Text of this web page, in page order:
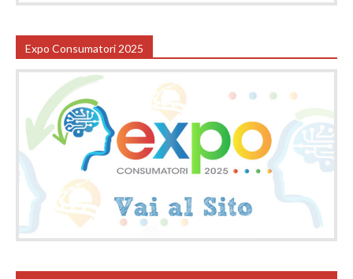
Expo Consumatori 2025